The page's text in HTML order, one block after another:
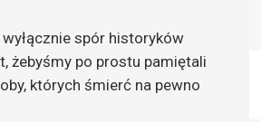
spór historyków
żebyśmy po prostu pamiętali
których śmierć na pewno